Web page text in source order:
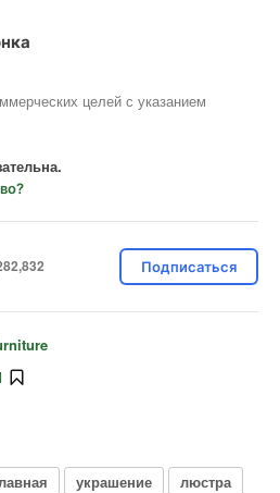
целей с указанием
Подписаться
украшение
люстра